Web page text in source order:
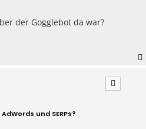
der Gogglebot da war?
und SERPs?